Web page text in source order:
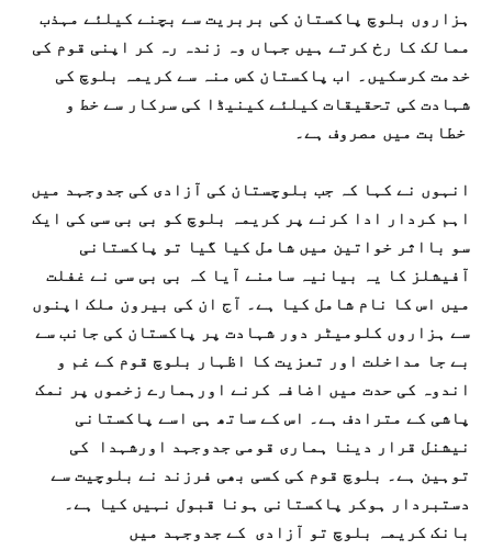
ہزاروں بلوچ پاکستان کی بربریت سے بچنے کیلئے مہذب
ممالک کا رخ کرتے ہیں جہاں وہ زندہ رہ کر اپنی قوم کی
خدمت کرسکیں۔ اب پاکستان کس منہ سے کریمہ بلوچ کی
شہادت کی تحقیقات کیلئے کینیڈا کی سرکار سے خط و
انہوں نے کہا کہ جب بلوچستان کی آزادی کی جدوجہد میں
اہم کردار ادا کرنے پر کریمہ بلوچ کو بی بی سی کی ایک
سو بااثر خواتین میں شامل کیا گیا تو پاکستانی
آفیشلز کا یہ بیانیہ سامنے آیا کہ بی بی سی نے غفلت
میں اس کا نام شامل کیا ہے۔ آج ان کی بیرون ملک اپنوں
سے ہزاروں کلومیٹر دور شہادت پر پاکستان کی جانب سے
بے جا مداخلت اور تعزیت کا اظہار بلوچ قوم کے غم و
اندوہ کی حدت میں اضافہ کرنے اورہمارے زخموں پر نمک
پاشی کے مترادف ہے۔ اس کے ساتھ ہی اسے پاکستانی
نیشنل قرار دینا ہماری قومی جدوجہد اورشہدا کی
توہین ہے۔ بلوچ قوم کی کسی بھی فرزند نے بلوچیت سے
دستبردار ہوکر پاکستانی ہونا قبول نہیں کیا ہے۔
بانک کریمہ بلوچ تو آزادی کے جدوجہد میں